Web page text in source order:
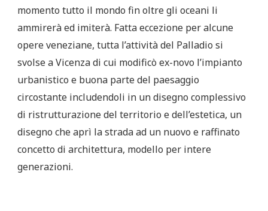
momento tutto il mondo fin oltre gli oceani li
ammirerà ed imiterà. Fatta eccezione per alcune
opere veneziane, tutta l’attività del Palladio si
svolse a Vicenza di cui modificò ex-novo l’impianto
urbanistico e buona parte del paesaggio
circostante includendoli in un disegno complessivo
di ristrutturazione del territorio e dell’estetica, un
disegno che aprì la strada ad un nuovo e raffinato
concetto di architettura, modello per intere
generazioni.